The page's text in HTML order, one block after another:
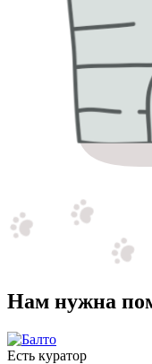
Нам нужна
Есть куратор